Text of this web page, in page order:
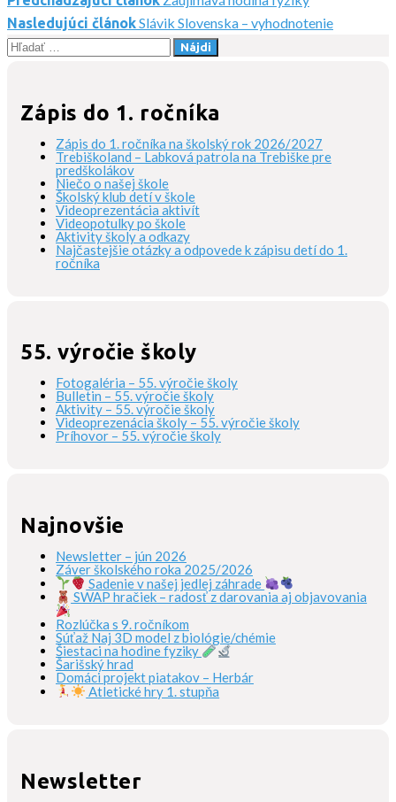
Navigácia
v
článku
Nasledujúci článokSlávik Slovenska – vyhodnotenie
Hľadať:
Zápis do 1. ročníka
Zápis do 1. ročníka na školský rok 2026/2027
Trebiškoland – Labková patrola na Trebiške pre
predškolákov
Niečo o našej škole
Školský klub detí v škole
Videoprezentácia aktivít
Videopotulky po škole
Aktivity školy a odkazy
Najčastejšie otázky a odpovede k zápisu detí do 1.
ročníka
55. výročie školy
Fotogaléria – 55. výročie školy
Bulletin – 55. výročie školy
Aktivity – 55. výročie školy
Videoprezenácia školy – 55. výročie školy
Príhovor – 55. výročie školy
Najnovšie
Newsletter – jún 2026
Záver školského roka 2025/2026
Sadenie v našej jedlej záhrade
SWAP hračiek – radosť z darovania aj objavovania
Rozlúčka s 9. ročníkom
Súťaž Naj 3D model z biológie/chémie
Šiestaci na hodine fyziky
Šarišský hrad
Domáci projekt piatakov – Herbár
Atletické hry 1. stupňa
Newsletter